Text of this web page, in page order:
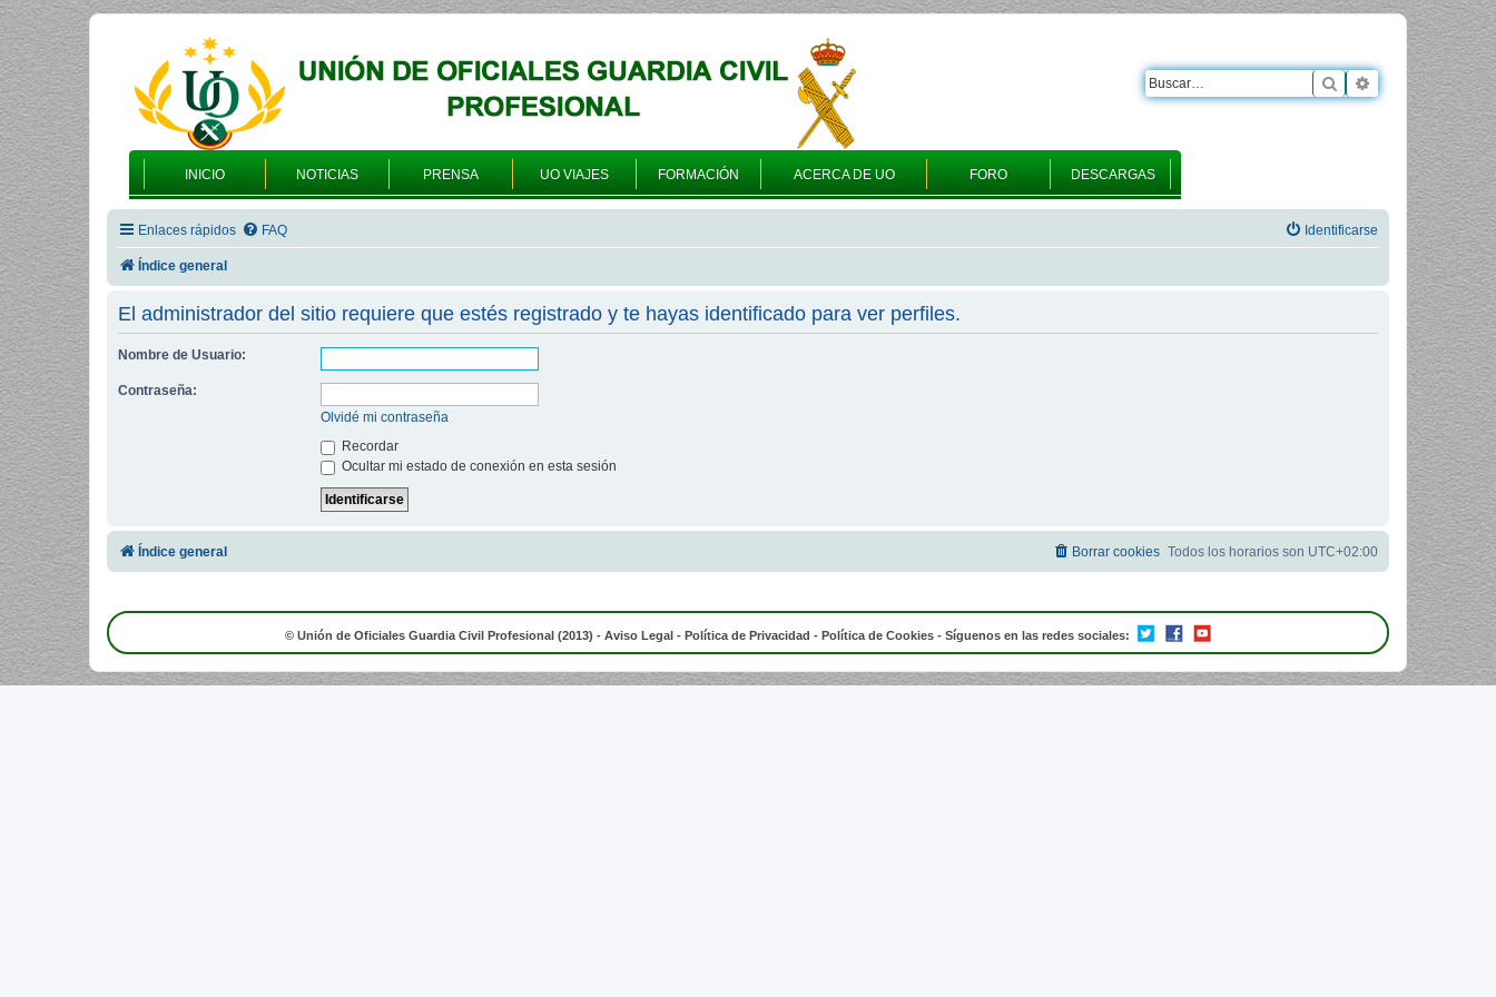
INICIO NOTICIAS PRENSA UO VIAJES FORMACIÓN ACERCA DE UO FORO DESCARGAS
Buscar Búsqueda
Enlaces rápidos FAQ Identificarse
Índice general
El administrador del sitio requiere que estés registrado y te hayas identificado para ver perfiles.
Nombre de Usuario:
Contraseña:
Olvidé mi contraseña
Recordar
Ocultar mi estado de conexión en esta sesión
Índice general Todos los horarios son UTC+02:00
Borrar cookies
© Unión de Oficiales Guardia Civil Profesional (2013) - Aviso Legal - Política de Privacidad - Política de Cookies - Síguenos en las redes sociales: